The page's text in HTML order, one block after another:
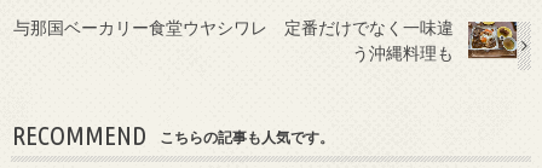
与那国ベーカリー食堂ウヤシワレ 定番だけでなく一味違
う沖縄料理も
RECOMMEND こちらの記事も人気です。